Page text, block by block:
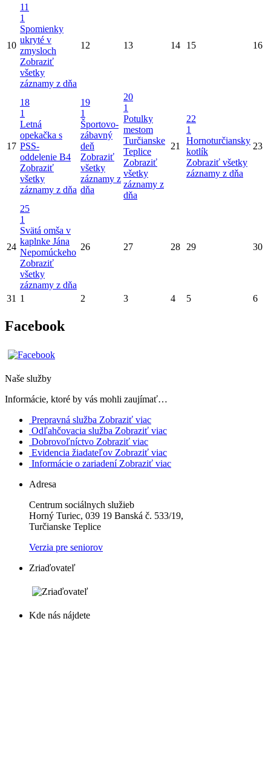
10
11
1
Spomienky
ukryté v
zmysloch
Zobraziť
všetky
záznamy z dňa
12 13 14 15 16
17
18
1
Letná
opekačka s
PSS-
oddelenie B4
Zobraziť
všetky
záznamy z dňa
19
1
Športovo-
zábavný
deň
Zobraziť
všetky
záznamy z
dňa
20
1
Potulky
mestom
Turčianske
Teplice
Zobraziť
všetky
záznamy z
dňa
21
22
1
Hornoturčiansky
kotlík
Zobraziť všetky
záznamy z dňa
23
24
25
1
Svätá omša v
kaplnke Jána
Nepomúckeho
Zobraziť
všetky
záznamy z dňa
26 27 28 29 30
31 1 2 3 4 5 6
Facebook
Naše služby
Informácie, ktoré by vás mohli zaujímať…
Prepravná služba Zobraziť viac
Odľahčovacia služba Zobraziť viac
Dobrovoľníctvo Zobraziť viac
Evidencia žiadateľov Zobraziť viac
Informácie o zariadení Zobraziť viac
Adresa
Centrum sociálnych služieb
Horný Turiec, 039 19 Banská č. 533/19,
Turčianske Teplice
Verzia pre seniorov
Zriaďovateľ
Kde nás nájdete